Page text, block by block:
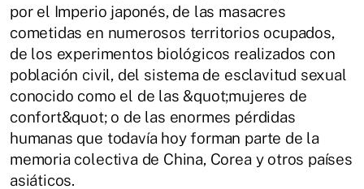
por el Imperio japonés, de las masacres
cometidas en numerosos territorios ocupados,
de los experimentos biológicos realizados con
población civil, del sistema de esclavitud sexual
conocido como el de las &quot;mujeres de
confort&quot; o de las enormes pérdidas
humanas que todavía hoy forman parte de la
memoria colectiva de China, Corea y otros países
asiáticos.